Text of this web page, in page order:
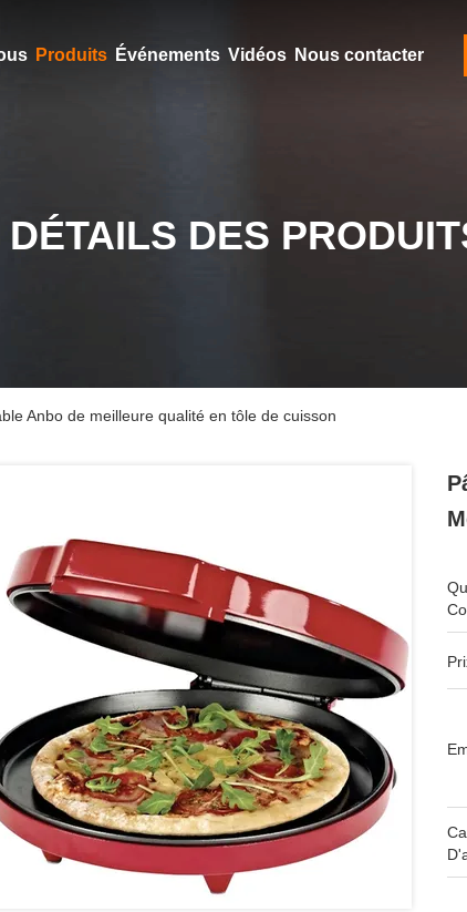
Produits Événements Vidéos Nous contacter
DÉTAILS DES
Anbo de meilleure qualité en tôle de cuisson